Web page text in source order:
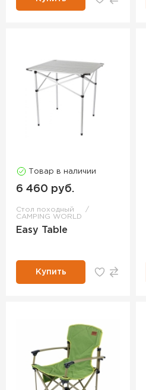
Товар в наличии
6 460 руб.
Стол походный
CAMPING WORLD
Easy Table
Купить